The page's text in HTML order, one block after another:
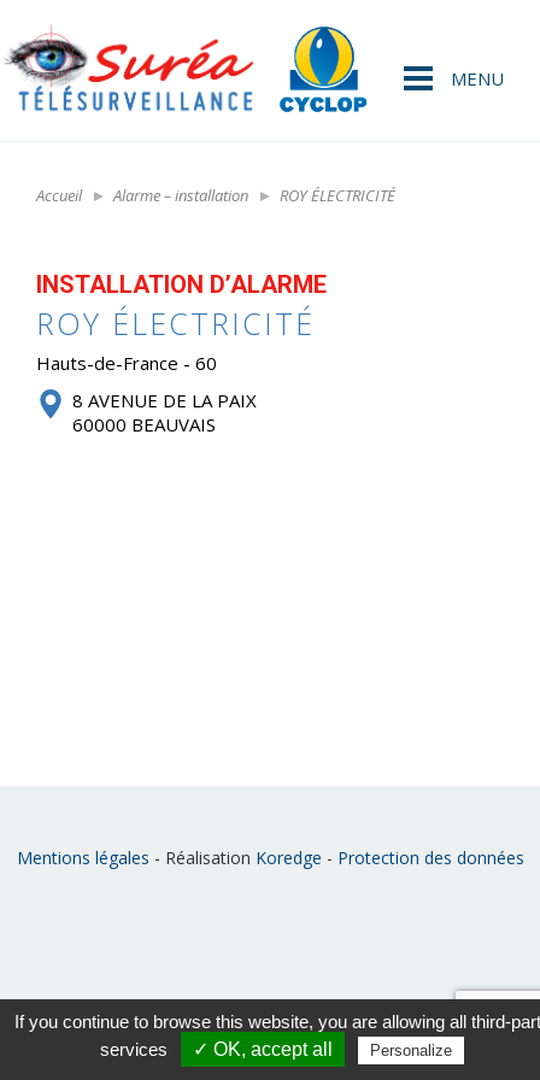
MENU
Accueil Alarme – installation ROY ÉLECTRICITÉ
INSTALLATION D’ALARME
ROY ÉLECTRICITÉ
Hauts-de-France - 60
8 AVENUE DE LA PAIX
60000 BEAUVAIS
Mentions légales - Réalisation Koredge - Protection des données
If you continue to browse this website, you are allowing all third-
services
✓ OK, accept all Personalize